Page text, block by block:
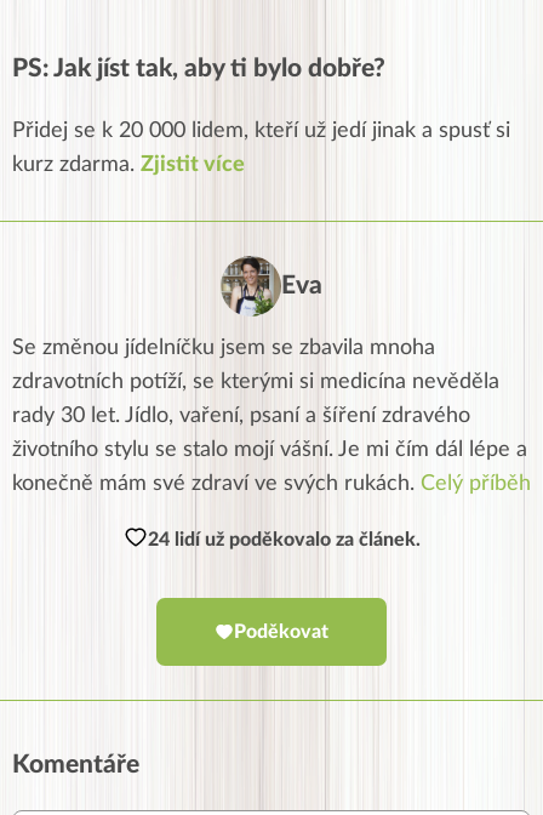
PS: Jak jíst tak, aby ti bylo dobře?
Přidej se k 20 000 lidem, kteří už jedí jinak a spusť si
kurz zdarma. Zjistit více
Eva
Se změnou jídelníčku jsem se zbavila mnoha
zdravotních potíží, se kterými si medicína nevěděla
rady 30 let. Jídlo, vaření, psaní a šíření zdravého
životního stylu se stalo mojí vášní. Je mi čím dál lépe a
konečně mám své zdraví ve svých rukách. Celý příběh
24 lidí už poděkovalo za článek.
Poděkovat
Komentáře